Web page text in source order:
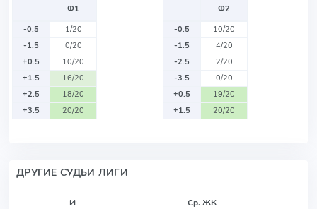
Ф1
-0.5
1/20
-1.5
0/20
+0.5
10/20
+1.5
16/20
+2.5
18/20
+3.5
20/20
Ф2
-0.5
10/20
-1.5
4/20
-2.5
2/20
-3.5
0/20
+0.5
19/20
+1.5
20/20
ДРУГИЕ СУДЬИ ЛИГИ
И Ср. ЖК